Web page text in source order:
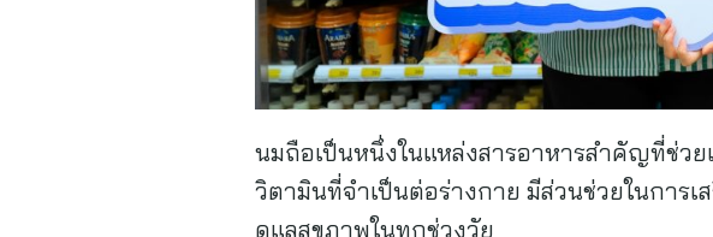
นมถือเป็นหนึ่งในแหล่งสารอาหารสำคัญที่ช่วย
วิตามินที่จำเป็นต่อร่างกาย มีส่วนช่วยในการ
ดูแลสุขภาพในทุกช่วงวัย